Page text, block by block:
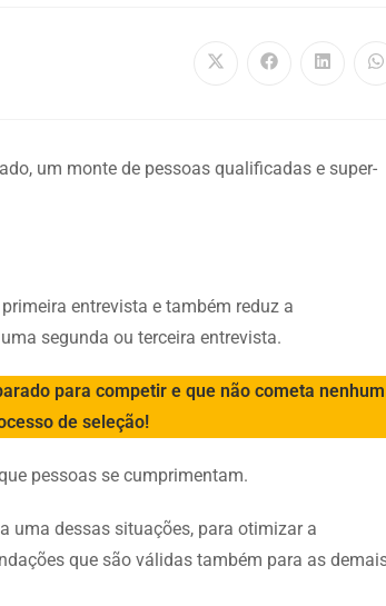
um monte de pessoas qualificadas e super-
entrevista e também reduz a
segunda ou terceira entrevista.
para competir e que não cometa nenhum
de seleção!
pessoas se cumprimentam.
uma dessas situações, para otimizar a
que são válidas também para as